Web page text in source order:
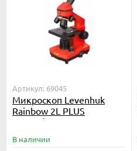
Артикул: 69045
Микроскоп Levenhuk
Rainbow 2L PLUS
Orange\Апельсин
В наличии